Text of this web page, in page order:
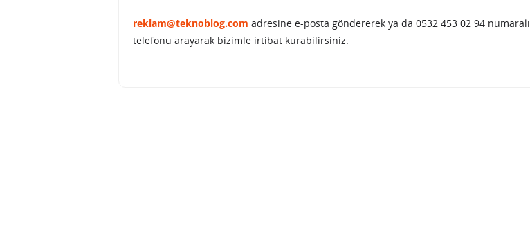
reklam@teknoblog.com adresine e-posta göndererek ya da 0532 453 02 94 numaralı
telefonu arayarak bizimle irtibat kurabilirsiniz.